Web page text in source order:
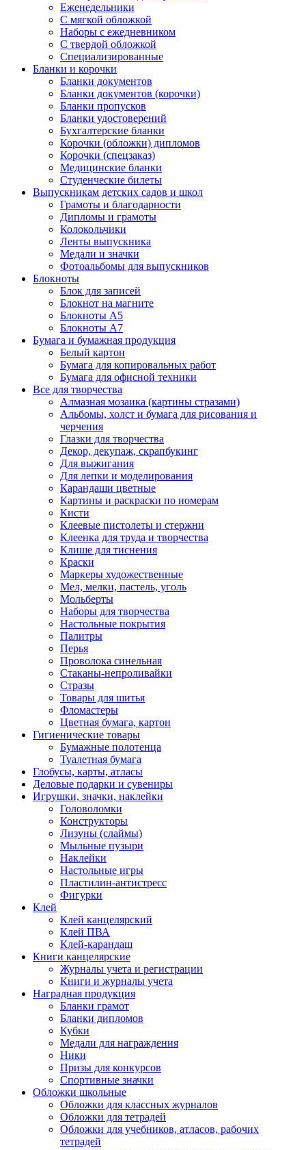
Еженедельники
С мягкой обложкой
Наборы с ежедневником
С твердой обложкой
Специализированные
Бланки и корочки
Бланки документов
Бланки документов (корочки)
Бланки пропусков
Бланки удостоверений
Бухгалтерские бланки
Корочки (обложки) дипломов
Корочки (спецзаказ)
Медицинские бланки
Студенческие билеты
Выпускникам детских садов и школ
Грамоты и благодарности
Дипломы и грамоты
Колокольчики
Ленты выпускника
Медали и значки
Фотоальбомы для выпускников
Блокноты
Блок для записей
Блокнот на магните
Блокноты А5
Блокноты А7
Бумага и бумажная продукция
Белый картон
Бумага для копировальных работ
Бумага для офисной техники
Все для творчества
Алмазная мозаика (картины стразами)
Альбомы, холст и бумага для рисования и
черчения
Глазки для творчества
Декор, декупаж, скрапбукинг
Для выжигания
Для лепки и моделирования
Карандаши цветные
Картины и раскраски по номерам
Кисти
Клеевые пистолеты и стержни
Клеенка для труда и творчества
Клише для тиснения
Краски
Маркеры художественные
Мел, мелки, пастель, уголь
Мольберты
Наборы для творчества
Настольные покрытия
Палитры
Перья
Проволока синельная
Стаканы-непроливайки
Стразы
Товары для шитья
Фломастеры
Цветная бумага, картон
Гигиенические товары
Бумажные полотенца
Туалетная бумага
Глобусы, карты, атласы
Деловые подарки и сувениры
Игрушки, значки, наклейки
Головоломки
Конструкторы
Лизуны (слаймы)
Мыльные пузыри
Наклейки
Настольные игры
Пластилин-антистресс
Фигурки
Клей
Клей канцелярский
Клей ПВА
Клей-карандаш
Книги канцелярские
Журналы учета и регистрации
Книги и журналы учета
Наградная продукция
Бланки грамот
Бланки дипломов
Кубки
Медали для награждения
Ники
Призы для конкурсов
Спортивные значки
Обложки школьные
Обложки для классных журналов
Обложки для тетрадей
Обложки для учебников, атласов, рабочих
тетрадей